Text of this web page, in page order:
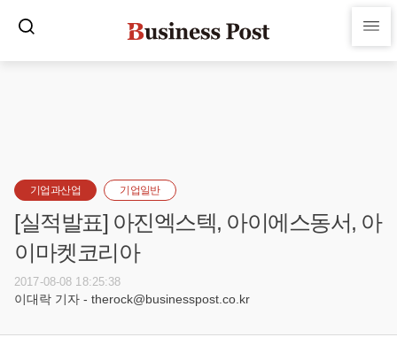
기업과산업 기업일반
[실적발표] 아진엑스텍, 아이에스동서, 아
이마켓코리아
2017-08-08 18:25:38
이대락 기자 - therock@businesspost.co.kr